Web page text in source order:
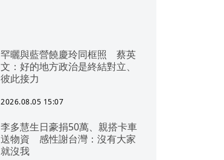
罕曬與藍營饒慶玲同框照 蔡英
文：好的地方政治是終結對立、
彼此接力
2026.08.05 15:07
李多慧生日豪捐50萬、親搭卡車
送物資 感性謝台灣：沒有大家
就沒我